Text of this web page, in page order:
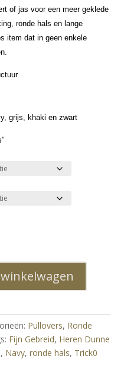
of jas voor een meer geklede
ronde hals en lange
item dat in geen enkele
grijs, khaki en zwart
Pullovers, Ronde
Fijn Gebreid, Heren Dunne
, Navy, ronde hals, Trick0